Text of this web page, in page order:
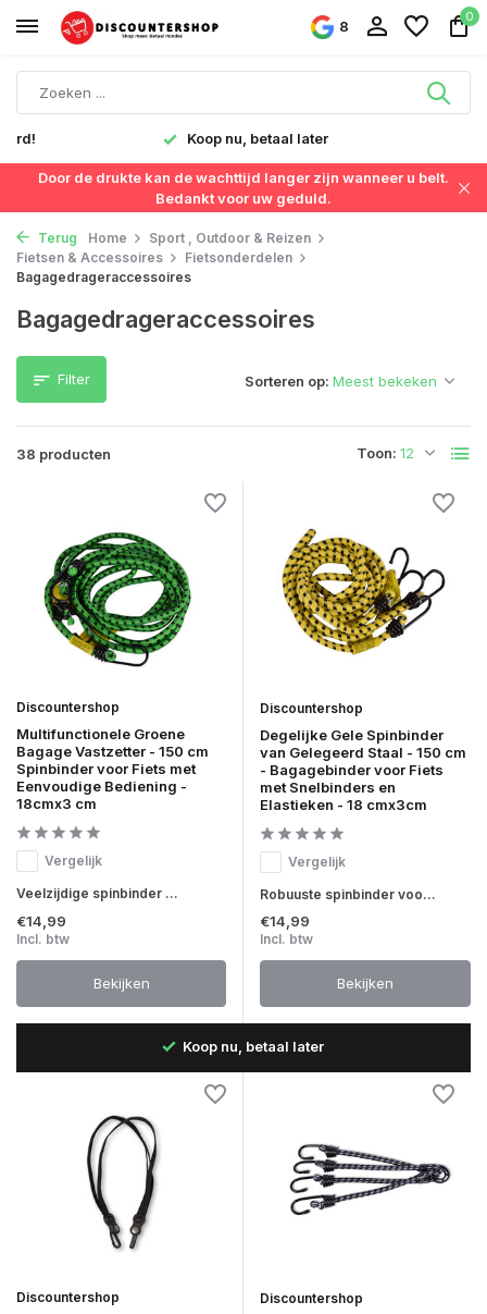
8
0
Snelle levering in Nederland & België
Door de drukte kan de wachttijd langer zijn wanneer u belt.
Bedankt voor uw geduld.
Terug Home
Sport , Outdoor & Reizen
Fietsen & Accessoires
Fietsonderdelen
Bagagedrageraccessoires
Bagagedrageraccessoires
Filter
38 producten Toon:
Sorteren op:
Discountershop
Multifunctionele Groene
Bagage Vastzetter - 150 cm
Spinbinder voor Fiets met
Eenvoudige Bediening -
18cmx3 cm
Vergelijk
Veelzijdige spinbinder ...
€14,99
Incl. btw
Bekijken
Discountershop
Degelijke Gele Spinbinder
van Gelegeerd Staal - 150 cm
- Bagagebinder voor Fiets
met Snelbinders en
Elastieken - 18 cmx3cm
Vergelijk
Robuuste spinbinder voo...
€14,99
Incl. btw
Bekijken
Snelle levering in Nederland & België
Discountershop Discountershop